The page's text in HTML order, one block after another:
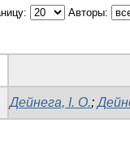
Авторы:
Дейнега, І. О.;